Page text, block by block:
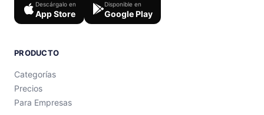
Descárgalo en
App Store
Disponible en
Google Play
PRODUCTO
Categorías
Precios
Para Empresas